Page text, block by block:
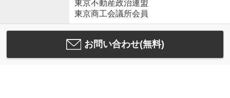
東京不動産政治連盟
東京商工会議所会員
お問い合わせ(無料)